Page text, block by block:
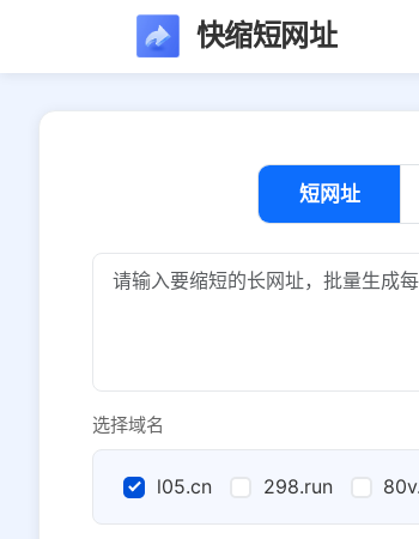
快缩短网址
短网址
选择域名
l05.cn 298.run